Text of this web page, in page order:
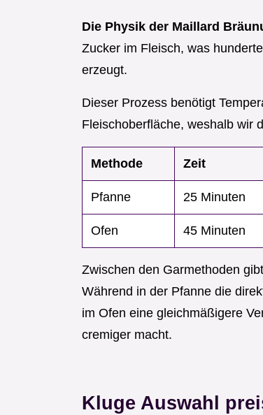
Die Physik der Maillard
Zucker im Fleisch, was
erzeugt.
Dieser Prozess benötigt
Fleischoberfläche, weshalb wir
Methode Zeit
Pfanne 25 Minuten
Ofen 45 Minuten
Zwischen den Garmethoden
Während in der Pfanne die
im Ofen eine gleichmäßigere
cremiger macht.
Kluge Auswahl